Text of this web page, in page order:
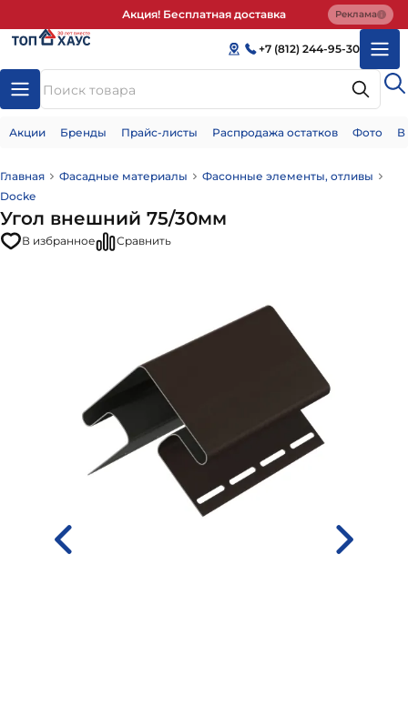
Акция! Бесплатная доставка Реклама
+7 (812) 244-95-30
Акции Бренды Прайс-листы Распродажа остатков Фото
Главная Фасадные материалы
Фасонные элементы, отливы
Docke
Угол внешний 75/30мм
В избранное Сравнить